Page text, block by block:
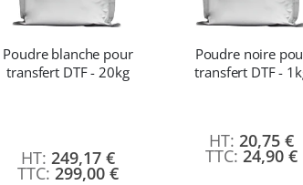
Poudre blanche pour
transfert DTF - 20kg
299,00 €
249,17 €
Poudre noire
transfert DTF -
24,90 €
20,75 €